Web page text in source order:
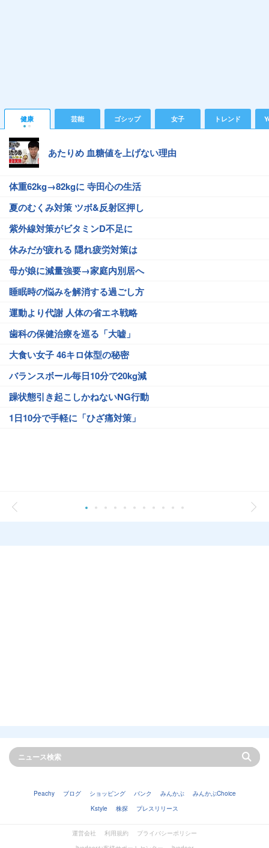
健康 芸能 ゴシップ 女子 トレンド
あたりめ 血糖値を上げない理由
体重62kg→82kgに 寺田心の生活
夏のむくみ対策 ツボ&反射区押し
紫外線対策がビタミンD不足に
休みだが疲れる 隠れ疲労対策は
母が娘に減量強要→家庭内別居へ
睡眠時の悩みを解消する過ごし方
運動より代謝 人体の省エネ戦略
歯科の保健治療を巡る「大嘘」
大食い女子 46キロ体型の秘密
バランスボール毎日10分で20kg減
躁状態引き起こしかねないNG行動
1日10分で手軽に「ひざ痛対策」
Peachy ブログ ショッピング バンク みんかぶ
みんかぶChoice
Kstyle
株探 プレスリリース
運営会社 利用規約
プライバシーポリシー